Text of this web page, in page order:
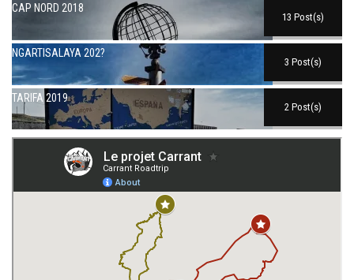
CAP NORD 2018
13 Post(s)
NGARTISALAYA 202?
3 Post(s)
TARIFA 2019
2 Post(s)